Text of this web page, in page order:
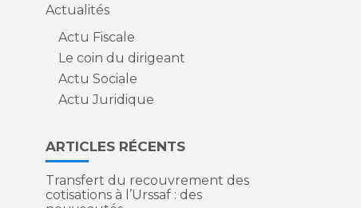
Actualités
Actu Fiscale
Le coin du dirigeant
Actu Sociale
Actu Juridique
ARTICLES RÉCENTS
Transfert du recouvrement des
cotisations à l’Urssaf : des